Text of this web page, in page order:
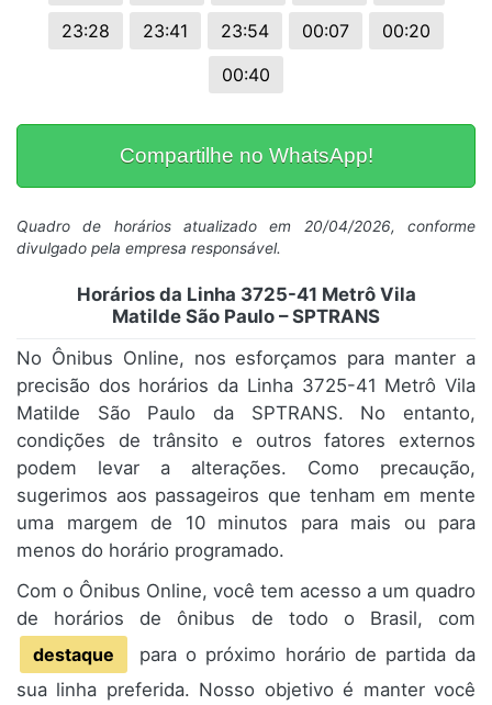
23:28
23:41 23:54 00:07
00:20
00:40
Compartilhe no WhatsApp!
Quadro de horários atualizado em 20/04/2026, conforme
divulgado pela empresa responsável.
Horários da Linha 3725-41 Metrô Vila
Matilde São Paulo – SPTRANS
No Ônibus Online, nos esforçamos para manter a
precisão dos horários da Linha 3725-41 Metrô Vila
Matilde São Paulo da SPTRANS. No entanto,
condições de trânsito e outros fatores externos
podem levar a alterações. Como precaução,
sugerimos aos passageiros que tenham em mente
uma margem de 10 minutos para mais ou para
menos do horário programado.
Com o Ônibus Online, você tem acesso a um quadro
de horários de ônibus de todo o Brasil, com
destaque
para o próximo horário de partida da
sua linha preferida. Nosso objetivo é manter você